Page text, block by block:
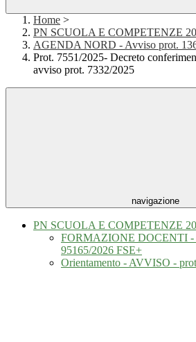
Home >
PN SCUOLA E COMPETENZE
AGENDA NORD - Avviso prot.
Prot. 7551/2025- Decreto
avviso prot. 7332/2025
navigazione
PN SCUOLA E COMPETENZE
FORMAZIONE DOCENTI -
95165/2026 FSE+
Orientamento - AVVISO -